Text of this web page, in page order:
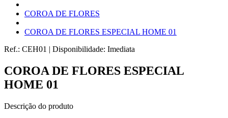
COROA DE FLORES
COROA DE FLORES ESPECIAL HOME 01
Ref.: CEH01 | Disponibilidade: Imediata
COROA DE FLORES ESPECIAL
HOME 01
Descrição do produto